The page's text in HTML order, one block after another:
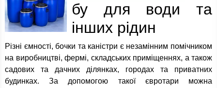
бу для води та
інших рідин
Різні ємності, бочки та каністри є незамінним помічником
на виробництві, фермі, складських приміщеннях, а також
садових та дачних ділянках, городах та приватних
будинках. За допомогою такої євротари можна